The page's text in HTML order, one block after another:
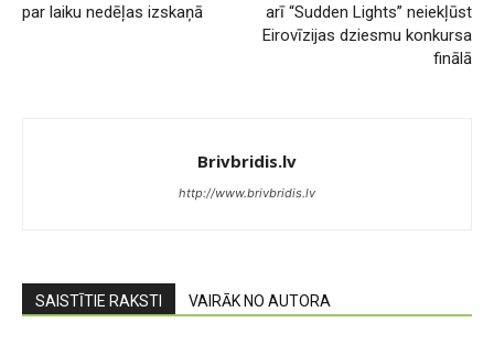
par laiku nedēļas izskaņā
arī “Sudden Lights” neiekļūst
Eirovīzijas dziesmu konkursa
finālā
Brivbridis.lv
http://www.brivbridis.lv
SAISTĪTIE RAKSTI VAIRĀK NO AUTORA